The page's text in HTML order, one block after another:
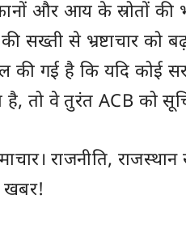
और आय के स्रोतों की
सख्ती से भ्रष्टाचार को
गई है कि यदि कोई
है, तो वे तुरंत ACB को
राजनीति, राजस्थान
खबर!